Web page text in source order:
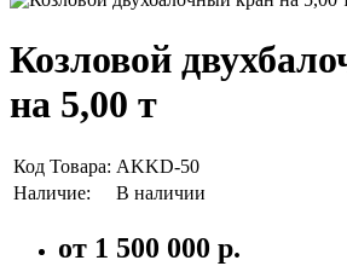
Козловой
на 5,00 т
Код Товара: AKKD-50
Наличие:
В наличии
от 1 500 000 р.